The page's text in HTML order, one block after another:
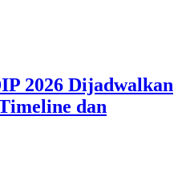
2026 Dijadwalkan
dan